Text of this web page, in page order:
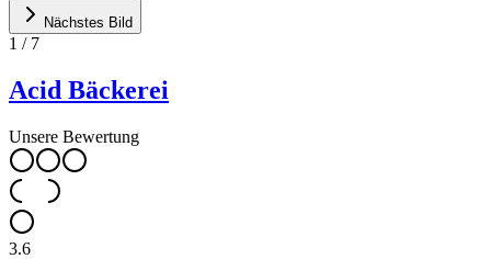
Nächstes Bild
1 / 7
Acid Bäckerei
Unsere Bewertung
3.6